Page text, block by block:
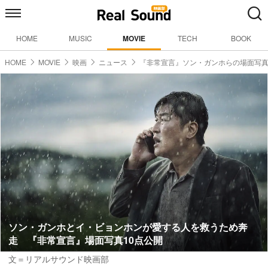
HOME MUSIC MOVIE TECH BOOK
HOME MOVIE 映画 ニュース 『非常宣言』ソン・ガンホらの場面写
ソン・ガンホとイ・ビョンホンが愛する人を救うため奔
走 『非常宣言』場面写真10点公開
文＝リアルサウンド映画部